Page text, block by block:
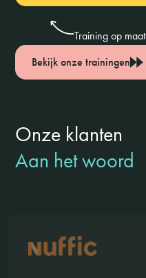
Training op maat
Bekijk onze trainingen
Onze klanten
Aan het woord